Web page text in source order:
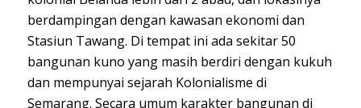
berdampingan dengan kawasan ekonomi dan
Stasiun Tawang. Di tempat ini ada sekitar 50
bangunan kuno yang masih berdiri dengan kukuh
dan mempunyai sejarah Kolonialisme di
Semarang. Secara umum karakter bangunan di